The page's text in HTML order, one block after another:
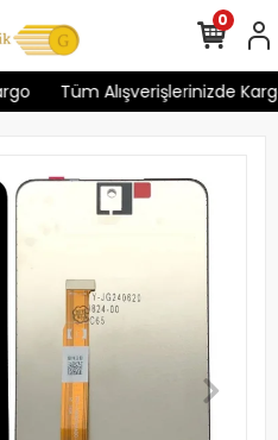
Tüm Alışverişlerinizde
0